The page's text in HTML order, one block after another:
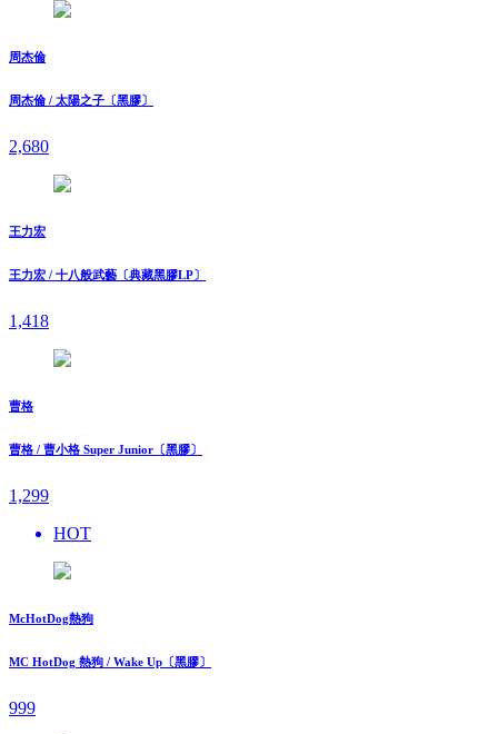
周杰倫
周杰倫 / 太陽之子〔黑膠〕
2,680
王力宏
王力宏 / 十八般武藝〔典藏黑膠LP〕
1,418
曹格
曹格 / 曹小格 Super Junior〔黑膠〕
1,299
HOT
McHotDog熱狗
MC HotDog 熱狗 / Wake Up〔黑膠〕
999